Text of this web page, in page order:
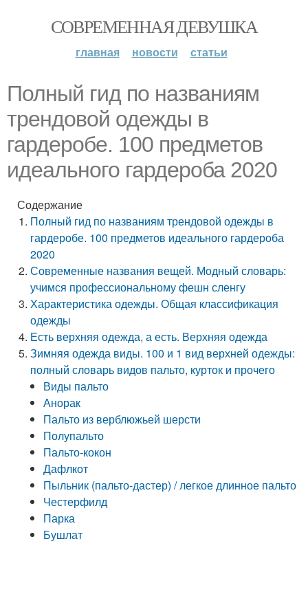
СОВРЕМЕННАЯ ДЕВУШКА
главная новости статьи
Полный гид по названиям
трендовой одежды в
гардеробе. 100 предметов
идеального гардероба 2020
Содержание
Полный гид по названиям трендовой одежды в
гардеробе. 100 предметов идеального гардероба
2020
Современные названия вещей. Модный словарь:
учимся профессиональному фешн сленгу
Характеристика одежды. Общая классификация
одежды
Есть верхняя одежда, а есть. Верхняя одежда
Зимняя одежда виды. 100 и 1 вид верхней одежды:
полный словарь видов пальто, курток и прочего
Виды пальто
Анорак
Пальто из верблюжьей шерсти
Полупальто
Пальто-кокон
Дафлкот
Пыльник (пальто-дастер) / легкое длинное пальто
Честерфилд
Парка
Бушлат